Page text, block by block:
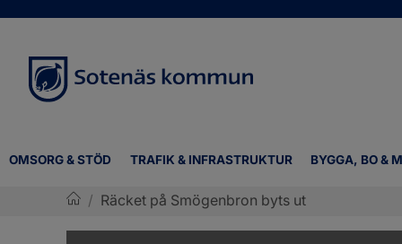
OMSORG & STÖD TRAFIK & INFRASTRUKTUR BYGGA, BO &
/ Räcket på Smögenbron byts ut